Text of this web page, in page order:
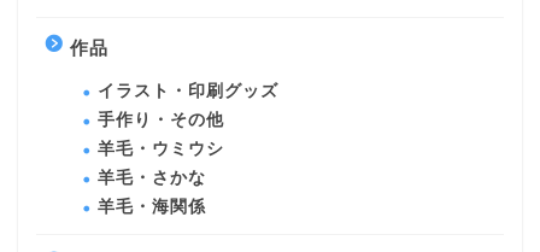
作品
イラスト・印刷グッズ
手作り・その他
羊毛・ウミウシ
羊毛・さかな
羊毛・海関係